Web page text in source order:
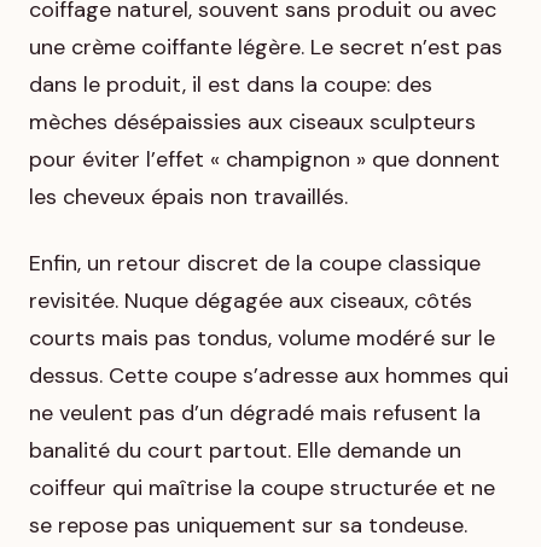
coiffage naturel, souvent sans produit ou avec
une crème coiffante légère. Le secret n’est pas
dans le produit, il est dans la coupe: des
mèches désépaissies aux ciseaux sculpteurs
pour éviter l’effet « champignon » que donnent
les cheveux épais non travaillés.
Enfin, un retour discret de la coupe classique
revisitée. Nuque dégagée aux ciseaux, côtés
courts mais pas tondus, volume modéré sur le
dessus. Cette coupe s’adresse aux hommes qui
ne veulent pas d’un dégradé mais refusent la
banalité du court partout. Elle demande un
coiffeur qui maîtrise la coupe structurée et ne
se repose pas uniquement sur sa tondeuse.